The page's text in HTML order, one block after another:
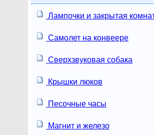
Лампочки и закрытая
Самолет на конвеере
Сверхзвуковая собака
Крышки люков
Песочные часы
Магнит и железо